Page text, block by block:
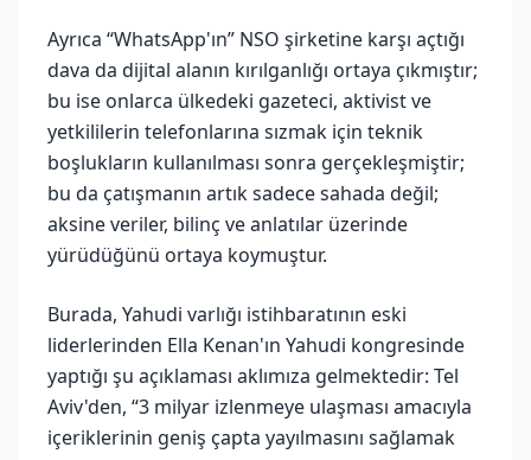
Ayrıca “WhatsApp'ın” NSO şirketine karşı açtığı
dava da dijital alanın kırılganlığı ortaya çıkmıştır;
bu ise onlarca ülkedeki gazeteci, aktivist ve
yetkililerin telefonlarına sızmak için teknik
boşlukların kullanılması sonra gerçekleşmiştir;
bu da çatışmanın artık sadece sahada değil;
aksine veriler, bilinç ve anlatılar üzerinde
yürüdüğünü ortaya koymuştur.
Burada, Yahudi varlığı istihbaratının eski
liderlerinden Ella Kenan'ın Yahudi kongresinde
yaptığı şu açıklaması aklımıza gelmektedir: Tel
Aviv'den, “3 milyar izlenmeye ulaşması amacıyla
içeriklerinin geniş çapta yayılmasını sağlamak